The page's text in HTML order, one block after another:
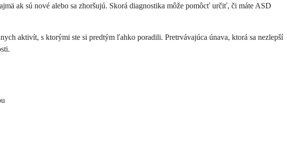
ak sú nové alebo sa zhoršujú. Skorá diagnostika môže pomôcť určiť, či máte ASD
aktivít, s ktorými ste si predtým ľahko poradili. Pretrvávajúca únava, ktorá sa nezlepší